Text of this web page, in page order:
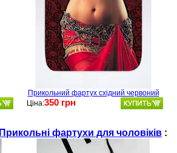
Прикольний фартух східний червоний
Ціна:350 грн
Прикольні фартухи для чоловіків :